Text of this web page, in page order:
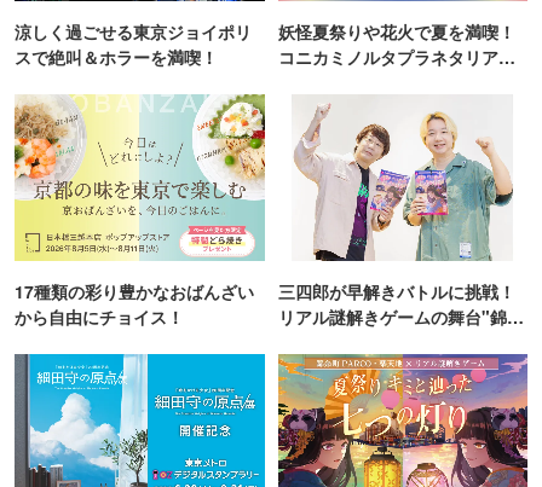
涼しく過ごせる東京ジョイポリ
スで絶叫＆ホラーを満喫！
妖怪夏祭りや花火で夏を満喫！
コニカミノルタプラネタリア
17種類の彩り豊かなおばんざい
から自由にチョイス！
三四郎が早解きバトルに挑戦！
リアル謎解きゲームの舞台"錦糸